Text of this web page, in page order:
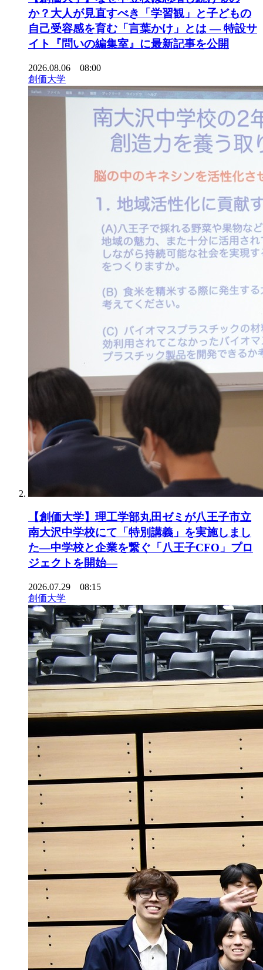
か？大人が見直すべき「学習観」と子どもの
自己受容感を育む「言葉かけ」とは ― 特設サ
イト『問いの編集室』に最新記事を公開
2026.08.06 08:00
創価大学
【創価大学】理工学部丸田ゼミが八王子市立
南大沢中学校にて「特別講義」を実施しまし
た―中学校と企業を繋ぐ「八王子CFO」プロ
ジェクトを開始―
2026.07.29 08:15
創価大学